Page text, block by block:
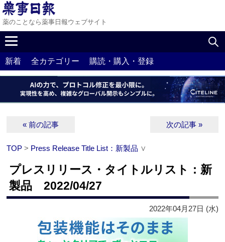
薬のことなら薬事日報ウェブサイト
新着 全カテゴリー 購読・購入・登録
« 前の記事 次の記事 »
TOP > Press Release Title List：新製品 ∨
プレスリリース・タイトルリスト：新
製品 2022/04/27
2022年04月27日 (水)